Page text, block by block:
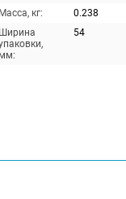
Масса, кг:
0.238
Ширина
мм:
54